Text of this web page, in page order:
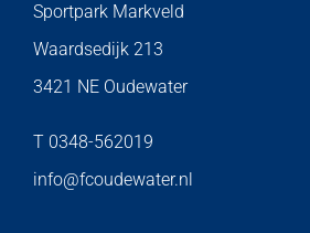
Sportpark Markveld
Waardsedijk 213
3421 NE Oudewater
T 0348-562019
info@fcoudewater.nl